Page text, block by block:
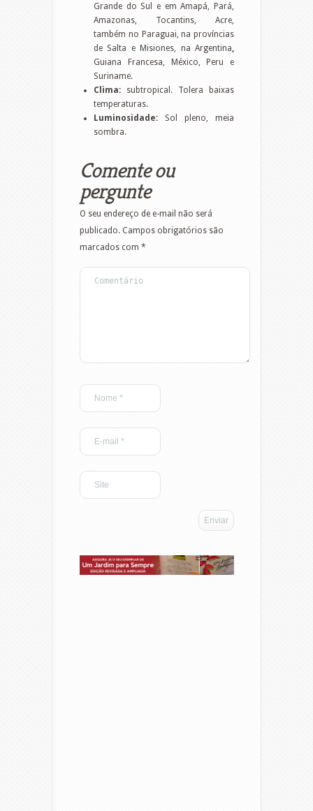
Grande do Sul e em Amapá, Pará,
Amazonas, Tocantins, Acre,
também no Paraguai, na províncias
de Salta e Misiones, na Argentina
Guiana Francesa, México, Peru e
Suriname.
Clima: subtropical. Tolera baixas
temperaturas.
Luminosidade: Sol pleno, meia
sombra.
Comente ou
pergunte
O seu endereço de e-mail não será
publicado. Campos obrigatórios são
marcados com *